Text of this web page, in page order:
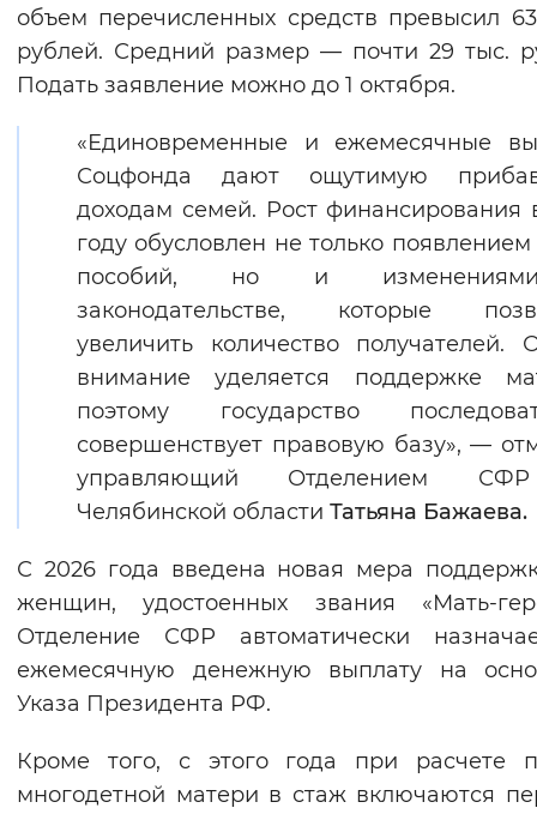
объем перечисленных средств превысил
рублей. Средний размер — почти 29 тыс.
Подать заявление можно до 1 октября.
«Единовременные и ежемесячные
Соцфонда дают ощутимую
доходам семей. Рост финансирования
году обусловлен не только
пособий, но и
законодательстве, которые
увеличить количество получателей.
внимание уделяется поддержке
поэтому государство
совершенствует правовую базу», —
управляющий Отделением
Челябинской области Татьяна Бажаева.
С 2026 года введена новая мера
женщин, удостоенных звания «Мать-
Отделение СФР автоматически
ежемесячную денежную выплату на
Указа Президента РФ.
Кроме того, с этого года при расчете
многодетной матери в стаж включаются